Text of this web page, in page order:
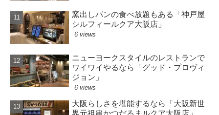
窯出しパンの食べ放題もある「神戸屋
シルフィールクア大阪店」
6 views
ニューヨークスタイルのレストランで
ワイワイやるなら「グッド・プロヴィ
ジョン」
6 views
大阪らしさを堪能するなら「大阪新世